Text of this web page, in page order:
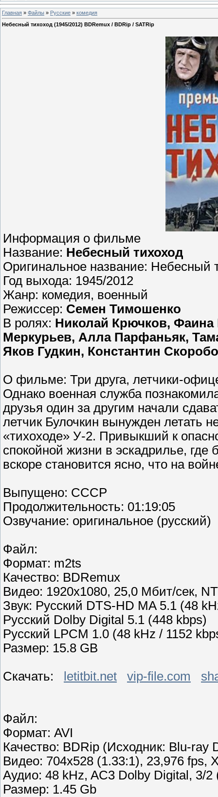
Главная » Файлы » Русские » комедия
Небесный тихоход (1945/2012) BDRemux / BDRip / SATRip
Информация о фильме
Название: Небесный тихоход
Оригинальное название: Небесный
Год выхода: 1945/2012
Жанр: комедия, военный
Режиссер: Семен Тимошенко
В ролях: Николай Крючков, Фаина
Меркурьев, Алла Парфаньяк,
Яков Гудкин, Константин
О фильме: Три друга, летчики-
Однако военная служба
друзья один за другим начали
летчик Булочкин вынужден летать
«тихоходе» У-2. Привыкший к
спокойной жизни в эскадрилье,
вскоре становится ясно, что на
Выпущено: СССР
Продолжительность: 01:19:05
Озвучание: оригинальное (русский)
Файл:
Формат: m2ts
Качество: BDRemux
Видео: 1920x1080, 25,0 Мбит/сек,
Звук: Русский DTS-HD MA 5.1 (48
Русский Dolby Digital 5.1 (448 kbps)
Русский LPCM 1.0 (48 kHz / 1152
Размер: 15.8 GB
Скачать: letitbit.net vip-file.com
Файл:
Формат: AVI
Качество: BDRip (Исходник: Blu-ray
Видео: 704x528 (1.33:1), 23,976 fps,
Аудио: 48 kHz, AC3 Dolby Digital, 3/
Размер: 1.45 Gb